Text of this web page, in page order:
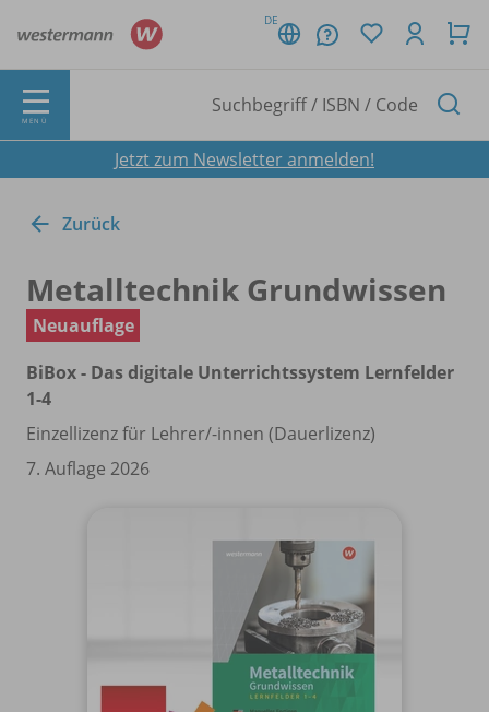
DE
MENÜ
Jetzt zum Newsletter anmelden!
Zurück
Metalltechnik Grundwissen
Neuauflage
BiBox - Das digitale Unterrichtssystem Lernfelder
1-4
Einzellizenz für Lehrer/-innen (Dauerlizenz)
7. Auflage 2026